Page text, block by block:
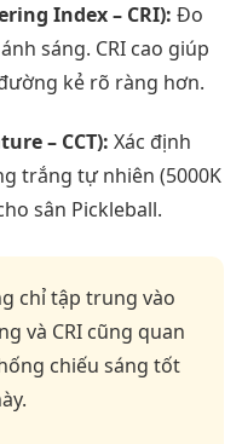
Index – CRI): Đo
sáng. CRI cao giúp
kẻ rõ ràng hơn.
– CCT): Xác định
trắng tự nhiên (5000K
sân Pickleball.
chỉ tập trung vào
và CRI cũng quan
chiếu sáng tốt